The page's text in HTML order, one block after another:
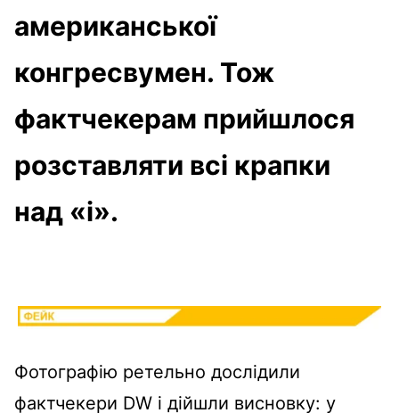
американської
конгресвумен. Тож
фактчекерам прийшлося
розставляти всі крапки
над «і».
Фотографію ретельно дослідили
фактчекери DW і дійшли висновку: у